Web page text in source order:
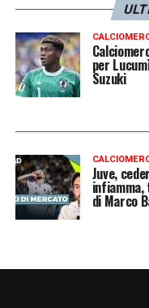
per
Suzuki
Juve,
infiamma,
di Marco